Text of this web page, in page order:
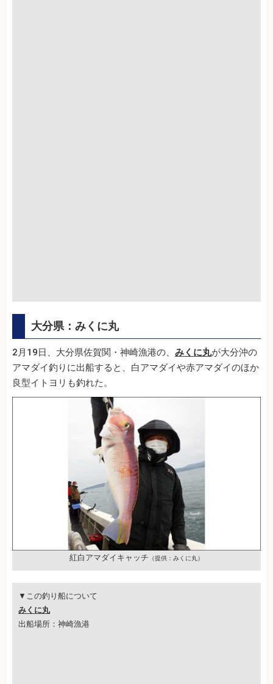
大分県：みくに丸
2月19日、大分県佐賀関・神崎漁港の、 みくに丸が大分沖の
アマダイ釣りに出船すると、白アマダイや赤アマダイのほか
良型イトヨリも釣れた。
紅白アマダイキャッチ （提供：みくに丸）
▼この釣り船について
みくに丸
出船場所：神崎漁港